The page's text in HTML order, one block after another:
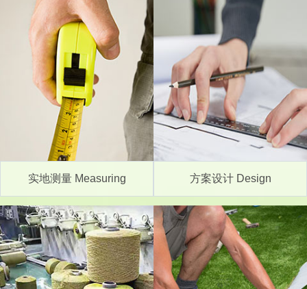
实地测量 Measuring 方案设计 Design